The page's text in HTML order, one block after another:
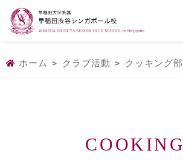
ホーム > クラブ活動 > クッキング部
COOKING